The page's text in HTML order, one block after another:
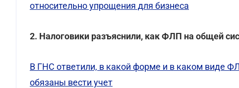
относительно упрощения для бизнеса
2. Налоговики разъяснили, как ФЛП на общей
В ГНС ответили, в какой форме и в каком виде
обязаны вести учет